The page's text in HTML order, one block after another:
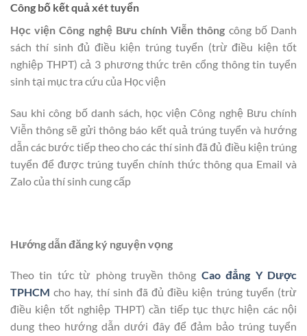
Công bố kết quả xét tuyển
Học viện Công nghệ Bưu chính Viễn thông công bố Danh
sách thí sinh đủ điều kiện trúng tuyển (trừ điều kiện tốt
nghiệp THPT) cả 3 phương thức trên cổng thông tin tuyển
sinh tại mục tra cứu của Học viện
Sau khi công bố danh sách, học viện Công nghệ Bưu chính
Viễn thông sẽ gửi thông báo kết quả trúng tuyển và hướng
dẫn các bước tiếp theo cho các thí sinh đã đủ điều kiện trúng
tuyển để được trúng tuyển chính thức thông qua Email và
Zalo của thí sinh cung cấp
Hướng dẫn đăng ký nguyện vọng
Theo tin tức từ phòng truyền thông Cao đẳng Y Dược
TPHCM cho hay, thí sinh đã đủ điều kiện trúng tuyển (trừ
điều kiện tốt nghiệp THPT) cần tiếp tục thực hiện các nội
dung theo hướng dẫn dưới đây để đảm bảo trúng tuyển